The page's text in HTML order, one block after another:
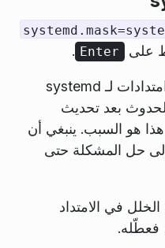
على Enter
.
يعد هذا مفيدًا إذا كان لديك أي امتدادات لـ systemd
بعد تحديث
هو السبب. ينبغي أن
إلى حل المشكلة حتى
الخلل في الامتداد
فعطّله.